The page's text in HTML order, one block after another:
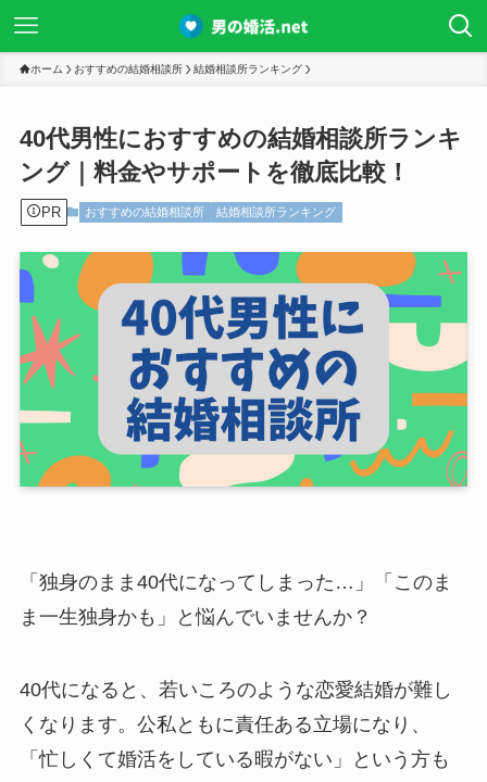
ホーム おすすめの結婚相談所 結婚相談所ランキング
40代男性におすすめの結婚相談所ランキ
ング｜料金やサポートを徹底比較！
PR おすすめの結婚相談所 結婚相談所ランキング
「独身のまま40代になってしまった…」「このま
ま一生独身かも」と悩んでいませんか？
40代になると、若いころのような恋愛結婚が難し
くなります。公私ともに責任ある立場になり、
「忙しくて婚活をしている暇がない」という方も